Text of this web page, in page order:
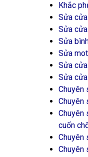
Khắc
Sửa
Sửa
Sửa
Sửa
Sửa
Sửa
Chuyên
Chuyên
Chuyên
cuốn
Chuyên
Chuyên